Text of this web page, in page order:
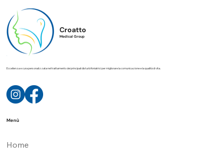
Croatto
Medical Group
Eccellenza e cura personalizzata nel trattamento dei principali disturbi foniatrici per migliorare la comunicazione e la qualità di vita.
Menù
Home